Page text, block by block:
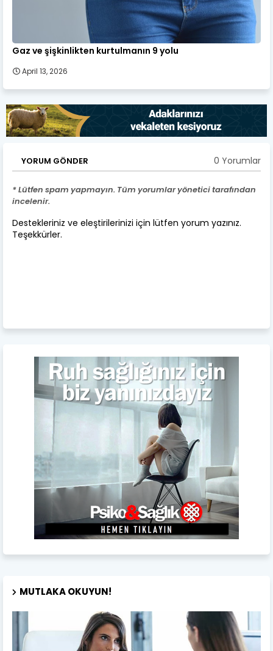
Gaz ve şişkinlikten kurtulmanın 9 yolu
April 13, 2026
YORUM GÖNDER 0 Yorumlar
* Lütfen spam yapmayın. Tüm yorumlar yönetici tarafından
incelenir.
Destekleriniz ve eleştirilerinizi için lütfen yorum yazınız.
Teşekkürler.
MUTLAKA OKUYUN!